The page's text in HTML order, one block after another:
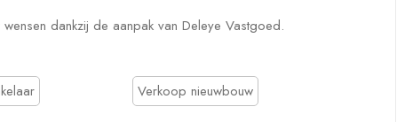
dankzij de aanpak van Deleye Vastgoed.
Verkoop nieuwbouw